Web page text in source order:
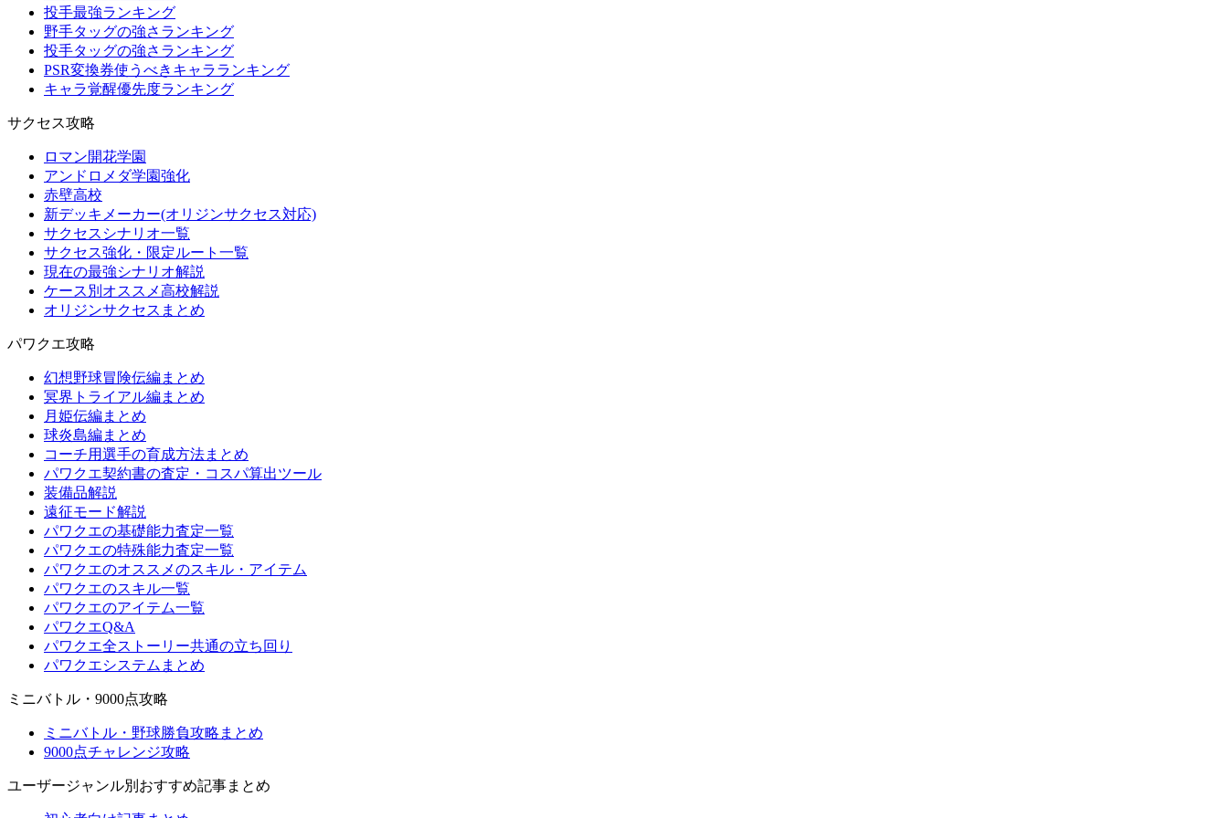
投手最強ランキング
野手タッグの強さランキング
投手タッグの強さランキング
PSR変換券使うべきキャラランキング
キャラ覚醒優先度ランキング
サクセス攻略
ロマン開花学園
アンドロメダ学園強化
赤壁高校
新デッキメーカー(オリジンサクセス対応)
サクセスシナリオ一覧
サクセス強化・限定ルート一覧
現在の最強シナリオ解説
ケース別オススメ高校解説
オリジンサクセスまとめ
パワクエ攻略
幻想野球冒険伝編まとめ
冥界トライアル編まとめ
月姫伝編まとめ
球炎島編まとめ
コーチ用選手の育成方法まとめ
パワクエ契約書の査定・コスパ算出ツール
装備品解説
遠征モード解説
パワクエの基礎能力査定一覧
パワクエの特殊能力査定一覧
パワクエのオススメのスキル・アイテム
パワクエのスキル一覧
パワクエのアイテム一覧
パワクエQ&A
パワクエ全ストーリー共通の立ち回り
パワクエシステムまとめ
ミニバトル・9000点攻略
ミニバトル・野球勝負攻略まとめ
9000点チャレンジ攻略
ユーザージャンル別おすすめ記事まとめ